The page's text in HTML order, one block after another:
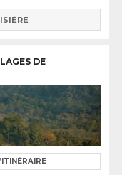
DE